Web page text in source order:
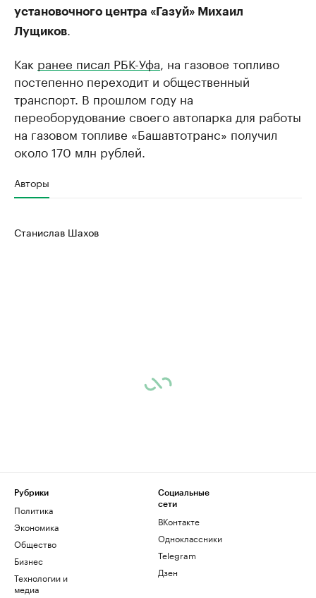
установочного центра «Газуй» Михаил
Лущиков.
Как ранее писал РБК-Уфа, на газовое топливо
постепенно переходит и общественный
транспорт. В прошлом году на
переоборудование своего автопарка для работы
на газовом топливе «Башавтотранс» получил
около 170 млн рублей.
Авторы
Станислав Шахов
Рубрики
Политика
Экономика
Общество
Бизнес
Технологии и
медиа
Социальные
сети
ВКонтакте
Одноклассники
Telegram
Дзен